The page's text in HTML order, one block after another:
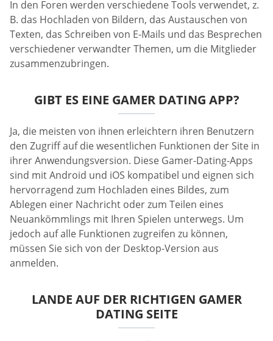
In den Foren werden verschiedene Tools verwendet, z.
B. das Hochladen von Bildern, das Austauschen von
Texten, das Schreiben von E-Mails und das Besprechen
verschiedener verwandter Themen, um die Mitglieder
zusammenzubringen.
GIBT ES EINE GAMER DATING APP?
Ja, die meisten von ihnen erleichtern ihren Benutzern
den Zugriff auf die wesentlichen Funktionen der Site in
ihrer Anwendungsversion. Diese Gamer-Dating-Apps
sind mit Android und iOS kompatibel und eignen sich
hervorragend zum Hochladen eines Bildes, zum
Ablegen einer Nachricht oder zum Teilen eines
Neuankömmlings mit Ihren Spielen unterwegs. Um
jedoch auf alle Funktionen zugreifen zu können,
müssen Sie sich von der Desktop-Version aus
anmelden.
LANDE AUF DER RICHTIGEN GAMER
DATING SEITE